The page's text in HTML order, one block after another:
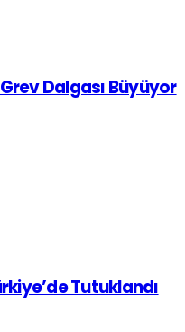
Dalgası Büyüyor
Tutuklandı